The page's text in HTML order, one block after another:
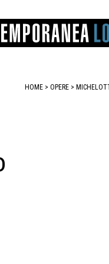
HOME > OPERE >